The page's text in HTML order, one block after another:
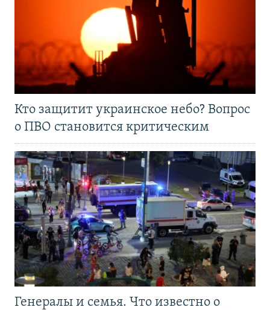
Кто защитит украинское небо? Вопрос
о ПВО становится критическим
Генералы и семья. Что известно о